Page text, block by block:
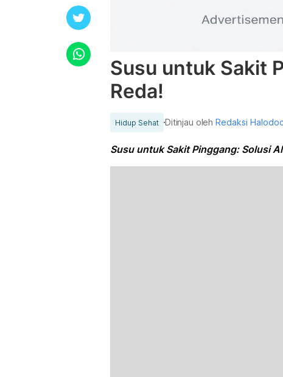
Susu untuk Sakit
Reda!
Hidup Sehat Ditinjau olehRedaksi
Susu untuk Sakit Pinggang: Solusi